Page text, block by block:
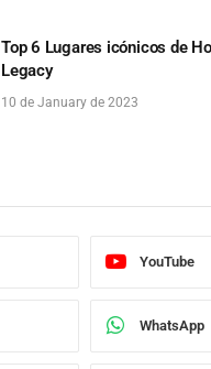
Top 6 Lugares icónicos de
Legacy
10 de January de 2023
YouTube
WhatsApp